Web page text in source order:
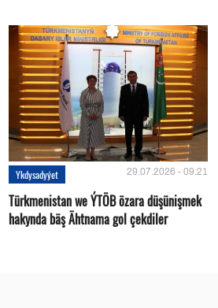
Ykdysadyýet 29.07.2026 - 09:21
Türkmenistan we ÝTÖB özara düşünişmek
hakynda bäş Ähtnama gol çekdiler